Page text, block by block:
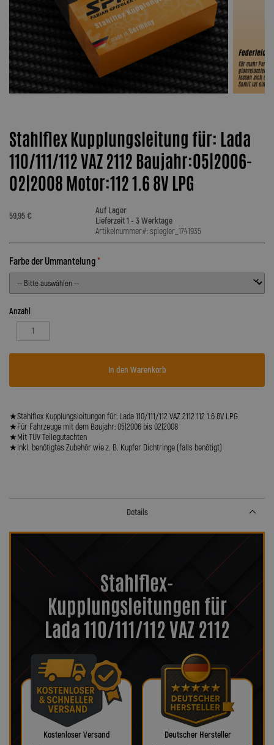
Stahlflex Kupplungsleitung für: Lada
110/111/112 VAZ 2112 Baujahr:05|2006-
02|2008 Motor:112 1.6 8V LPG
59,95 €
Auf Lager
Lieferzeit 1 - 3 Werktage
Artikelnummer#: spiegler_1741935
Farbe der Ummantelung
Anzahl
In den Warenkorb
★Stahlflex Kupplungsleitungen für: Lada 110/111/112 VAZ 2112 112 1.6 8V LPG
★Für Fahrzeuge mit dem Baujahr: 05|2006 bis 02|2008
★Mit TÜV Teilegutachten
★Inkl. benötigtes Zubehör wie z. B. Kupfer Dichtringe (falls benötigt)
Details
Stahlflex-
Kupplungsleitungen für
Lada 110/111/112 VAZ 2112
Kostenloser Versand
Deutscher Hersteller